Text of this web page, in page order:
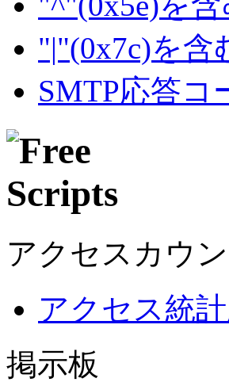
"|"(0x7c)を含
SMTP応答コ
アクセスカウ
アクセス統
掲示板